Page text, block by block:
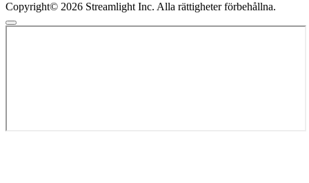
Copyright© 2026 Streamlight Inc. Alla rättigheter förbehållna.